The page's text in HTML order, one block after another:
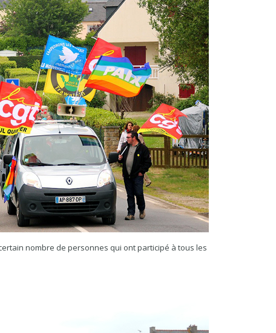
nombre de personnes qui ont participé à tous les